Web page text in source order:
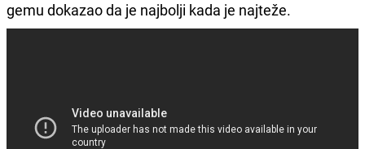
gemu dokazao da je najbolji kada je najteže.